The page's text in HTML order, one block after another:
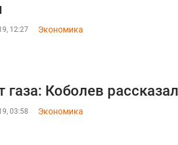
12:27 Экономика
газа: Коболев
03:58 Экономика